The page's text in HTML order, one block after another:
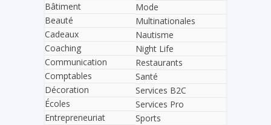
Bâtiment
Beauté
Cadeaux
Coaching
Communication
Comptables
Décoration
Écoles
Entrepreneuriat
Mode
Multinationales
Nautisme
Night Life
Restaurants
Santé
Services B2C
Services Pro
Sports